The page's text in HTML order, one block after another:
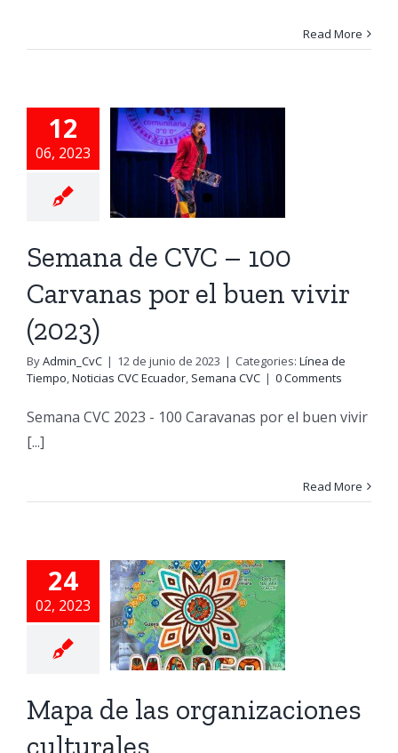
Read More
12
06, 2023
– 100
buen
Semana
CVC
Semana de CVC – 100
Carvanas por el buen vivir
(2023)
ByAdmin_CvC | 12 de junio de 2023 | Categories: Línea de
Tiempo,Noticias CVC Ecuador, Semana CVC | 0 Comments
Semana CVC 2023 - 100 Caravanas por el buen vivir
[...]
Read More
24
02, 2023
de las
Ecuador
Mapa de las organizaciones
culturales